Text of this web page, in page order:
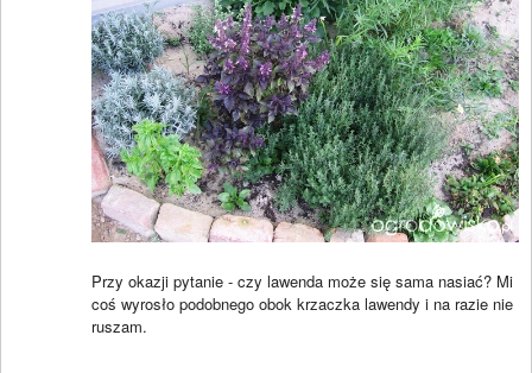
Przy okazji pytanie - czy lawenda może się sama nasiać? Mi
coś wyrosło podobnego obok krzaczka lawendy i na razie nie
ruszam.